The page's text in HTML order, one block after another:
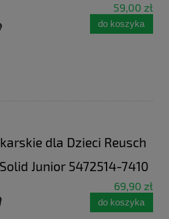
59,00 zł
do koszyka
dla Dzieci Reusch
Junior 5472514-7410
69,90 zł
do koszyka